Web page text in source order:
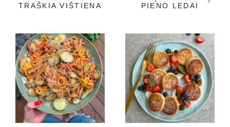
TRAŠKIA VIŠTIENA
PIENO LEDAI